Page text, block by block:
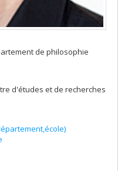
de philosophie
d'études et de recherches